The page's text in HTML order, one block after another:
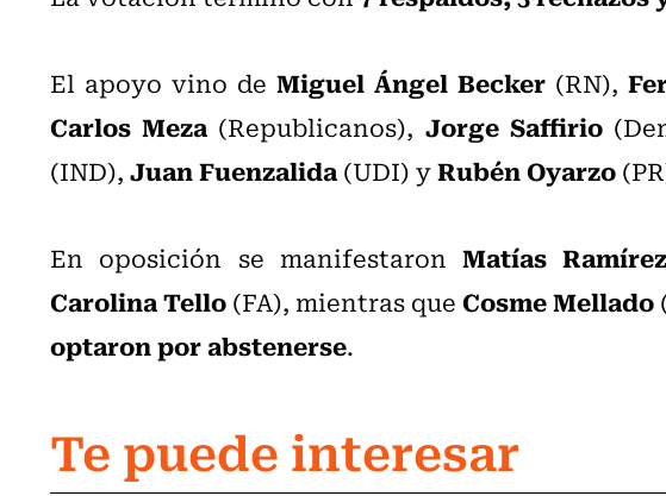
El apoyo vino deMiguel Ángel Becker (RN),
Carlos Meza (Republicanos), Jorge Saffirio
(IND),Juan Fuenzalida(UDI) yRubén Oyarzo
En oposición se manifestaron Matías Ramírez
Carolina Tello(FA), mientras queCosme Mellado
optaron por abstenerse.
Te puede interesar